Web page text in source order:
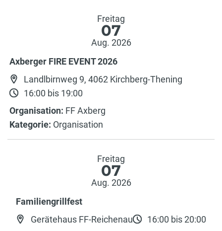
Freitag
07
Aug. 2026
Axberger FIRE EVENT 2026
Landlbirnweg 9, 4062 Kirchberg-Thening
16:00 bis 19:00
Organisation: FF Axberg
Kategorie: Organisation
Freitag
07
Aug. 2026
Familiengrillfest
Gerätehaus FF-Reichenau
16:00 bis 20:00